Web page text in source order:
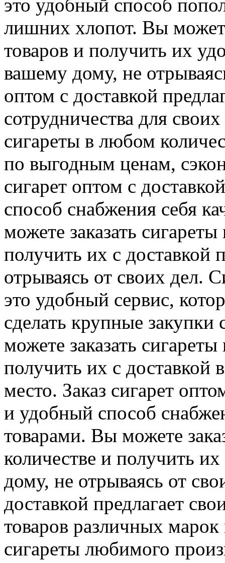
это удобный способ
лишних хлопот. Вы
товаров и получить их
вашему дому, не
оптом с доставкой
сотрудничества для
сигареты в любом
по выгодным ценам,
сигарет оптом с
способ снабжения себя
можете заказать
получить их с
отрываясь от своих дел.
это удобный сервис,
сделать крупные
можете заказать
получить их с доставкой
место. Заказ сигарет
и удобный способ
товарами. Вы можете
количестве и получить
дому, не отрываясь от
доставкой предлагает
товаров различных
сигареты любимого